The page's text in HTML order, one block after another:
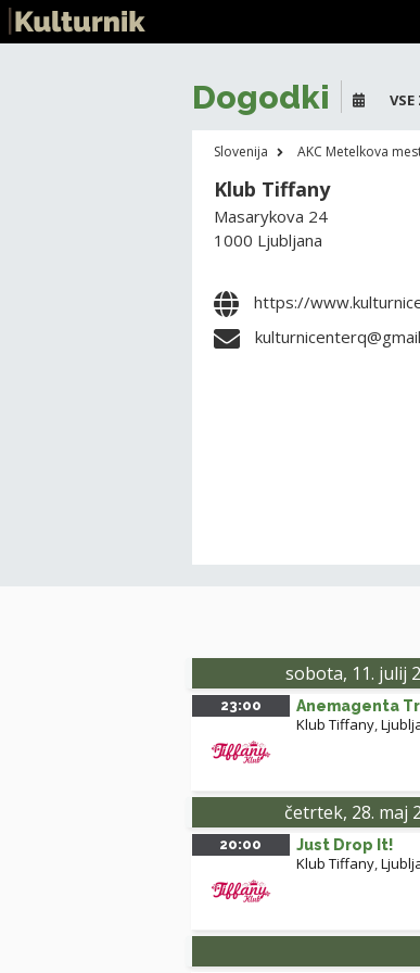
Dogodki VSE
Slovenija AKC Metelkova
Klub Tiffany
Masarykova 24
1000 Ljubljana
https://
sobota, 11. julij
23:00 Anemagenta
Klub Tiffany,
četrtek, 28. maj
20:00 Just Drop It!
Klub Tiffany,